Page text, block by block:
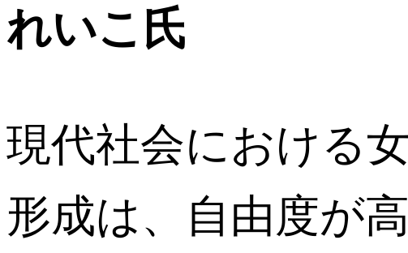
れいこ氏
現代社会における
形成は、自由度が